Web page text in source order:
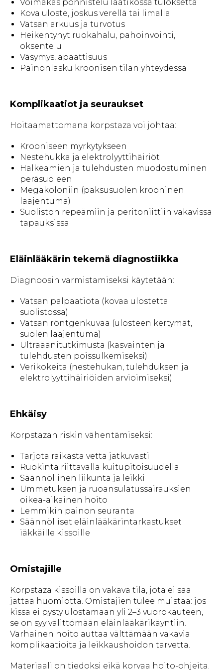
Voimakas ponnistelu laatikossa tuloksetta
Kova uloste, joskus verellä tai limalla
Vatsan arkuus ja turvotus
Heikentynyt ruokahalu, pahoinvointi,
oksentelu
Väsymys, apaattisuus
Painonlasku kroonisen tilan yhteydessä
Komplikaatiot ja seuraukset
Hoitaamattomana korpstaza voi johtaa:
Krooniseen myrkytykseen
Nestehukka ja elektrolyyttihäiriöt
Halkeamien ja tulehdusten muodostuminen
peräsuoleen
Megakoloniin (paksusuolen krooninen
laajentuma)
Suoliston repeämiin ja peritoniittiin vakavissa
tapauksissa
Eläinlääkärin tekemä diagnostiikka
Diagnoosin varmistamiseksi käytetään:
Vatsan palpaatiota (kovaa ulostetta
suolistossa)
Vatsan röntgenkuvaa (ulosteen kertymät,
suolen laajentuma)
Ultraäänitutkimusta (kasvainten ja
tulehdusten poissulkemiseksi)
Verikokeita (nestehukan, tulehduksen ja
elektrolyyttihäiriöiden arvioimiseksi)
Ehkäisy
Korpstazan riskin vähentämiseksi:
Tarjota raikasta vettä jatkuvasti
Ruokinta riittävällä kuitupitoisuudella
Säännöllinen liikunta ja leikki
Ummetuksen ja ruoansulatussairauksien
oikea-aikainen hoito
Lemmikin painon seuranta
Säännölliset eläinlääkärintarkastukset
iäkkäille kissoille
Omistajille
Korpstaza kissoilla on vakava tila, jota ei saa
jättää huomiotta. Omistajien tulee muistaa: jos
kissa ei pysty ulostamaan yli 2–3 vuorokauteen,
se on syy välittömään eläinlääkärikäyntiin.
Varhainen hoito auttaa välttämään vakavia
komplikaatioita ja leikkaushoidon tarvetta.
Materiaali on tiedoksi eikä korvaa hoito-ohjeita.